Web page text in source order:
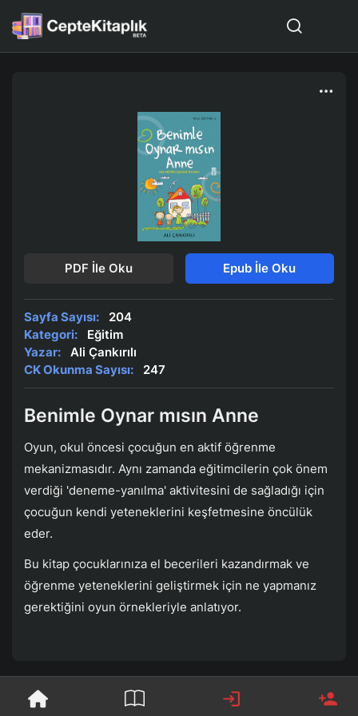
PDF İle Oku Epub İle Oku
Sayfa Sayısı:
204
Kategori:
Eğitim
Yazar:
Ali Çankırılı
CK Okunma Sayısı:
247
Benimle Oynar mısın Anne
Oyun, okul öncesi çocuğun en aktif öğrenme
mekanizmasıdır. Aynı zamanda eğitimcilerin çok önem
verdiği 'deneme-yanılma' aktivitesini de sağladığı için
çocuğun kendi yeteneklerini keşfetmesine öncülük
eder.
Bu kitap çocuklarınıza el becerileri kazandırmak ve
öğrenme yeteneklerini geliştirmek için ne yapmanız
gerektiğini oyun örnekleriyle anlatıyor.